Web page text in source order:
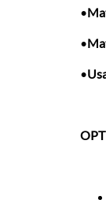
•
•
•
–